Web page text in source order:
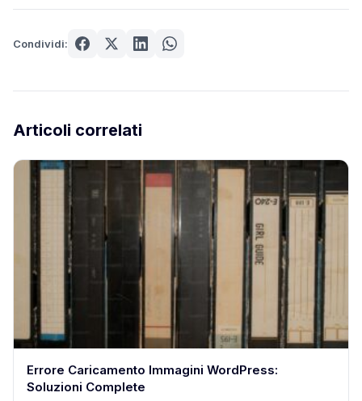
Condividi:
Articoli correlati
Errore Caricamento Immagini WordPress:
Soluzioni Complete